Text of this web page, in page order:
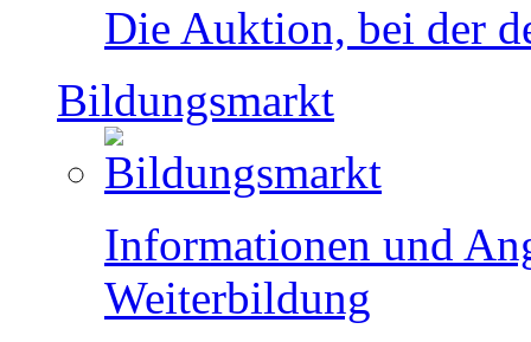
Die Auktion, bei der
Bildungsmarkt
Informationen und
Weiterbildung